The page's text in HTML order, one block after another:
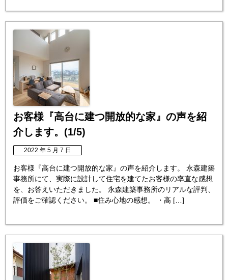
お客様『高台に建つ開放的な家』の声を紹
介します。(1/5)
2022 年 5 月 7 日
お客様『高台に建つ開放的な家』の声を紹介します。 永森建築
事務所にて、実際に設計して住宅を建てたお客様の率直な感想
を、お答えいただきました。 永森建築事務所のリアルな評判、
評価をご確認ください。 ■住み心地の感想。 ・高 […]